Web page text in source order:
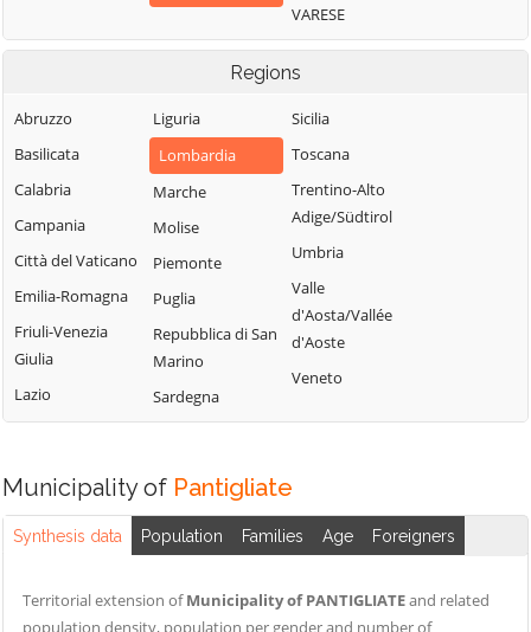
Bollate
Bubbiano
Buccinasco
Buscate
Bussero
Busto Garolfo
Calvignasco
Cambiago
Canegrate
Carpiano
Casorezzo
Cassano d'Adda
Pecchi
Legnano
Locate di Triulzi
Magenta
Magnago
Marcallo con
Casone
Masate
Mediglia
Melegnano
Melzo
Morimondo
Motta Visconti
Nosate
San Colombano
al Lambro
San Donato
Milanese
San Giorgio su
Legnano
San Giuliano
Olona
San Zenone al
Ticino
Segrate
Senago
Giovanni
VARESE
Regions
Abruzzo
Basilicata
Calabria
Campania
Città del Vaticano
Emilia-Romagna
Friuli-Venezia
Giulia
Lazio
Liguria
Lombardia
Marche
Molise
Piemonte
Puglia
Repubblica di San
Marino
Sardegna
Sicilia
Toscana
Trentino-Alto
Adige/Südtirol
Umbria
Valle
d'Aosta/Vallée
d'Aoste
Veneto
Municipality of Pantigliate
Synthesis data Population Families Age Foreigners
Territorial extension ofMunicipality of PANTIGLIATEand related
population density, population per gender and number of